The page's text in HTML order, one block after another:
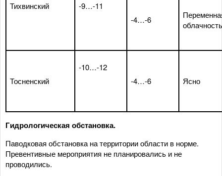
Тихвинский
-9…-11
-4…-6
облачность
Тосненский
-10…-12
-4…-6
Ясно
Гидрологическая обстановка.
Паводковая обстановка на территории области в норме.
Превентивные мероприятия не планировались и не
проводились.